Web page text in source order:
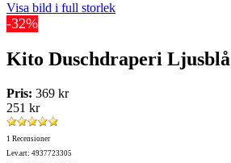
Visa bild i full storlek
-32%
Kito Duschdraperi Ljusblå
Pris: 369 kr
251 kr
1 Recensioner
Lev.art: 4937723305